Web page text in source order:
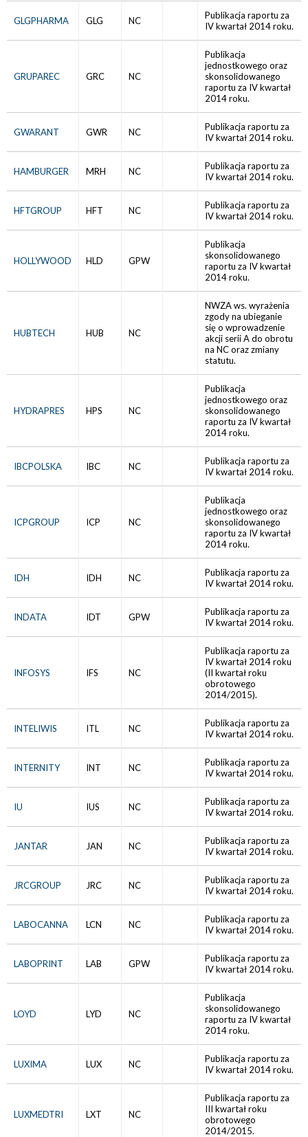
GLGPHARMA GLG NC
Publikacja raportu za
IV kwartał 2014 roku.
GRUPAREC GRC NC
Publikacja
jednostkowego oraz
skonsolidowanego
raportu za IV kwartał
2014 roku.
GWARANT GWR NC
Publikacja raportu za
IV kwartał 2014 roku.
HAMBURGER MRH NC
Publikacja raportu za
IV kwartał 2014 roku.
HFTGROUP HFT NC
Publikacja raportu za
IV kwartał 2014 roku.
HOLLYWOOD HLD GPW
Publikacja
skonsolidowanego
raportu za IV kwartał
2014 roku.
HUBTECH HUB NC
NWZA ws. wyrażenia
zgody na ubieganie
się o wprowadzenie
akcji serii A do obrotu
na NC oraz zmiany
statutu.
HYDRAPRES HPS NC
Publikacja
jednostkowego oraz
skonsolidowanego
raportu za IV kwartał
2014 roku.
IBCPOLSKA IBC NC
Publikacja raportu za
IV kwartał 2014 roku.
ICPGROUP ICP NC
Publikacja
jednostkowego oraz
skonsolidowanego
raportu za IV kwartał
2014 roku.
IDH IDH NC
Publikacja raportu za
IV kwartał 2014 roku.
INDATA IDT GPW
Publikacja raportu za
IV kwartał 2014 roku.
INFOSYS IFS NC
Publikacja raportu za
IV kwartał 2014 roku
(II kwartał roku
obrotowego
2014/2015).
INTELIWIS ITL NC
Publikacja raportu za
IV kwartał 2014 roku.
INTERNITY INT NC
Publikacja raportu za
IV kwartał 2014 roku.
IU IUS NC
Publikacja raportu za
IV kwartał 2014 roku.
JANTAR JAN NC
Publikacja raportu za
IV kwartał 2014 roku.
JRCGROUP JRC NC
Publikacja raportu za
IV kwartał 2014 roku.
LABOCANNA LCN NC
Publikacja raportu za
IV kwartał 2014 roku.
LABOPRINT LAB GPW
Publikacja raportu za
IV kwartał 2014 roku.
LOYD LYD NC
Publikacja
skonsolidowanego
raportu za IV kwartał
2014 roku.
LUXIMA LUX NC
Publikacja raportu za
IV kwartał 2014 roku.
LUXMEDTRI LXT NC
Publikacja raportu za
III kwartał roku
obrotowego
2014/2015.